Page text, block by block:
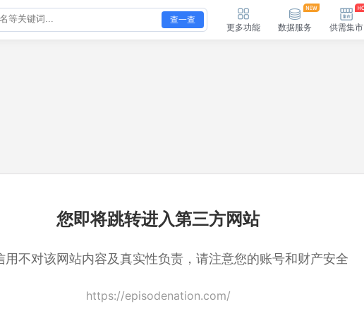
查一查
更多功能 数据服务 供需集市
您即将跳转进入第三方网站
用不对该网站内容及真实性负责，请注意您的账号和财产安全
https://episodenation.com/